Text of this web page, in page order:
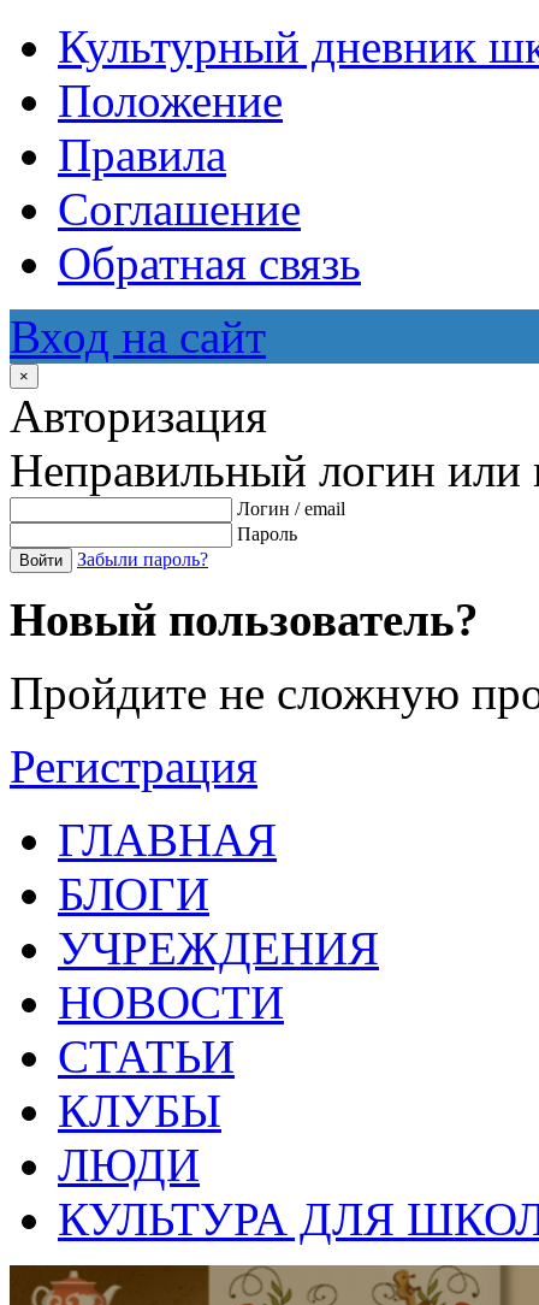
Культурный дневник
Положение
Правила
Соглашение
Обратная связь
Вход на сайт
×
Авторизация
Неправильный логин или
Логин / email
Пароль
Войти Забыли пароль?
Новый пользователь?
Пройдите не сложную
Регистрация
ГЛАВНАЯ
БЛОГИ
УЧРЕЖДЕНИЯ
НОВОСТИ
СТАТЬИ
КЛУБЫ
ЛЮДИ
КУЛЬТУРА ДЛЯ